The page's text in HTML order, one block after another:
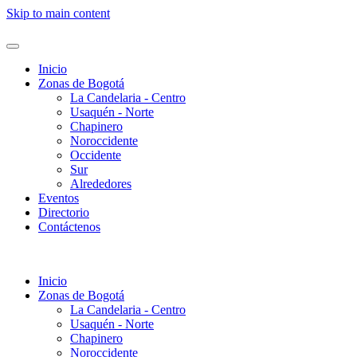
Skip to main content
Inicio
Zonas de Bogotá
La Candelaria - Centro
Usaquén - Norte
Chapinero
Noroccidente
Occidente
Sur
Alrededores
Eventos
Directorio
Contáctenos
Inicio
Zonas de Bogotá
La Candelaria - Centro
Usaquén - Norte
Chapinero
Noroccidente